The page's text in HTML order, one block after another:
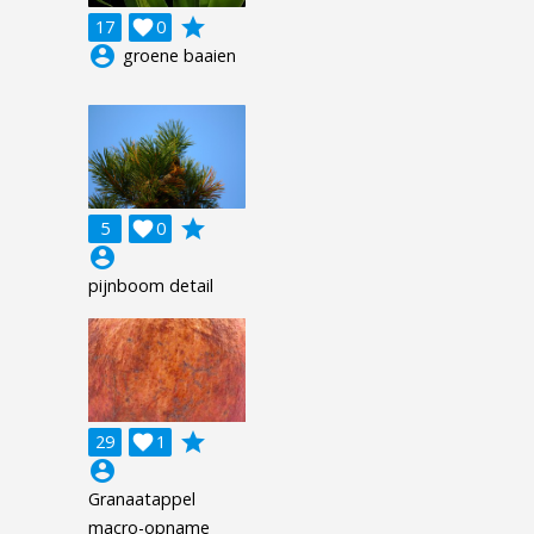
17 0

grade
account_circle groene baaien
5 0

grade
account_circle
pijnboom detail
29 1

grade
account_circle
Granaatappel
macro-opname